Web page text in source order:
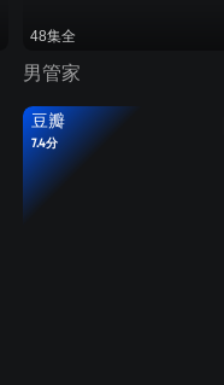
48集全
男管家
豆瓣
7.4分